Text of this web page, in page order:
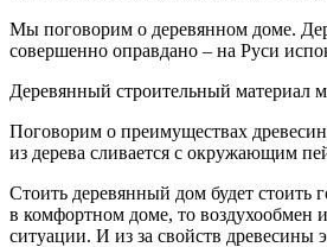
Мы поговорим о деревянном доме.
совершенно оправдано – на Руси
Деревянный строительный материал
Поговорим о преимуществах
из дерева сливается с окружающим
Стоить деревянный дом будет стоить
в комфортном доме, то воздухообмен
ситуации. И из за свойств